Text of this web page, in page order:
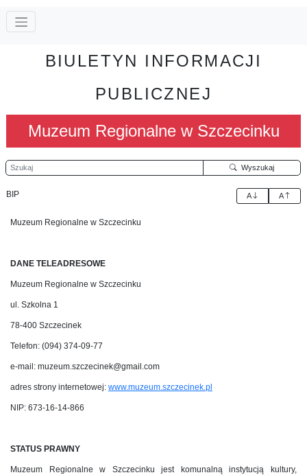
BIULETYN INFORMACJI
PUBLICZNEJ
Muzeum Regionalne w Szczecinku
Szukaj Wyszukaj
BIP A A
Muzeum Regionalne w Szczecinku
DANE TELEADRESOWE
Muzeum Regionalne w Szczecinku
ul. Szkolna 1
78-400 Szczecinek
Telefon: (094) 374-09-77
e-mail: muzeum.szczecinek@gmail.com
adres strony internetowej: www.muzeum.szczecinek.pl
NIP: 673-16-14-866
STATUS PRAWNY
Muzeum Regionalne w Szczecinku jest komunalną instytucją kultury,